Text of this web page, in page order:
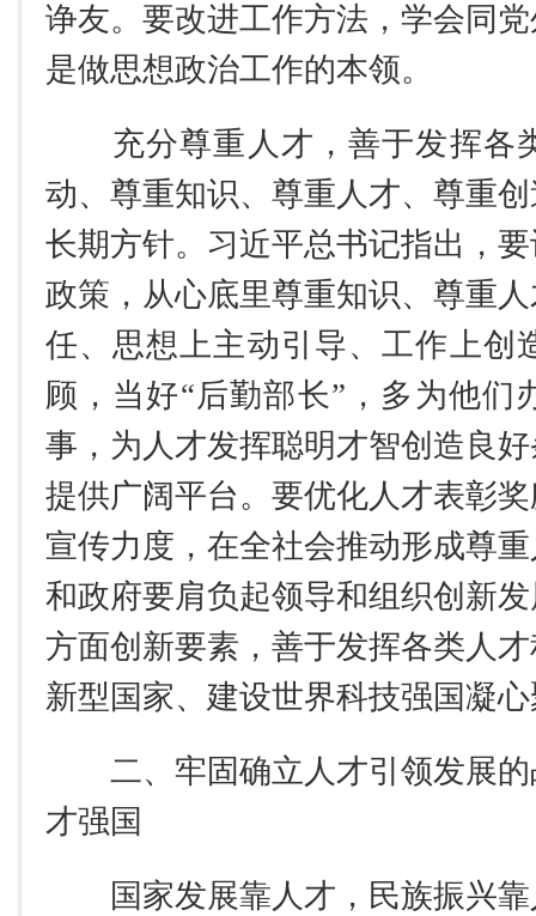
诤友。要改进工作方法，学会同
是做思想政治工作的本领。
充分尊重人才，善于发挥各
动、尊重知识、尊重人才、尊重
长期方针。习近平总书记指出，
政策，从心底里尊重知识、尊重
任、思想上主动引导、工作上创
顾，当好“后勤部长”，多为他们
事，为人才发挥聪明才智创造良
提供广阔平台。要优化人才表彰
宣传力度，在全社会推动形成尊
和政府要肩负起领导和组织创新
方面创新要素，善于发挥各类人
新型国家、建设世界科技强国凝
二、牢固确立人才引领发展
才强国
国家发展靠人才，民族振兴靠